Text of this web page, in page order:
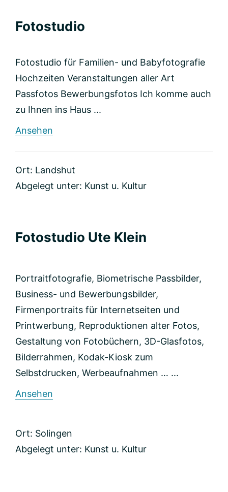
Fotostudio
Fotostudio für Familien- und Babyfotografie
Hochzeiten Veranstaltungen aller Art
Passfotos Bewerbungsfotos Ich komme auch
zu Ihnen ins Haus ...
Ansehen
Ort: Landshut
Abgelegt unter: Kunst u. Kultur
Fotostudio Ute Klein
Portraitfotografie, Biometrische Passbilder,
Business- und Bewerbungsbilder,
Firmenportraits für Internetseiten und
Printwerbung, Reproduktionen alter Fotos,
Gestaltung von Fotobüchern, 3D-Glasfotos,
Bilderrahmen, Kodak-Kiosk zum
Selbstdrucken, Werbeaufnahmen … ...
Ansehen
Ort: Solingen
Abgelegt unter: Kunst u. Kultur